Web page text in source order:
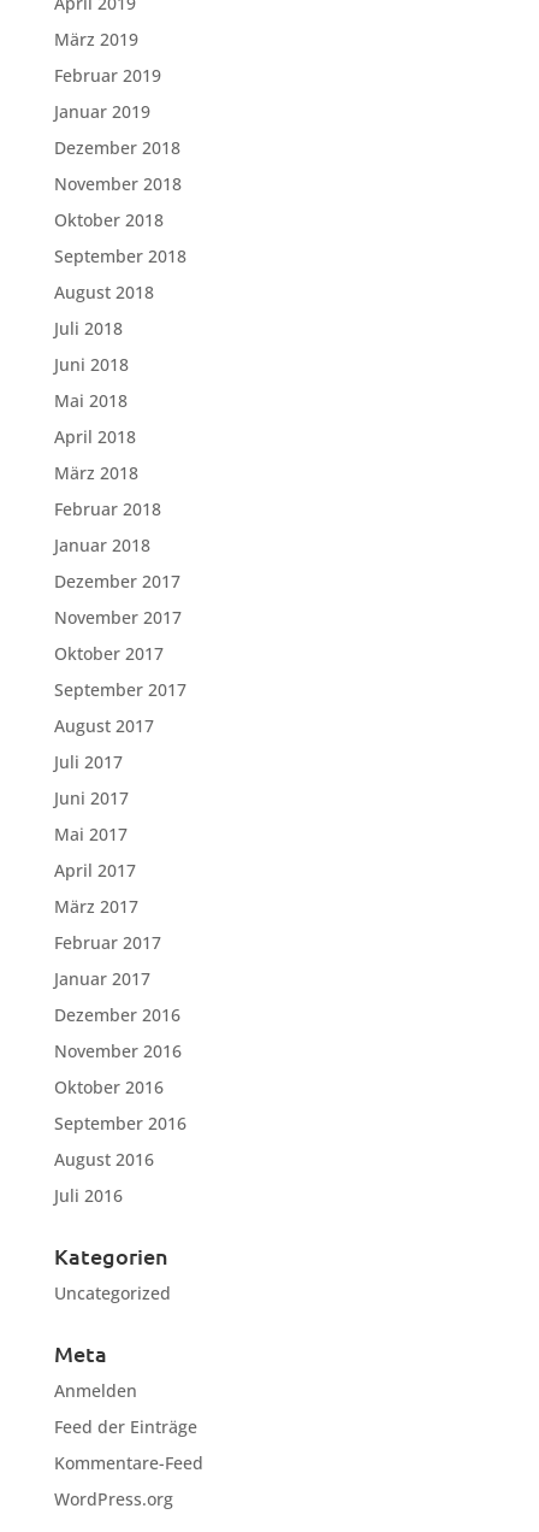
März 2019
Februar 2019
Januar 2019
Dezember 2018
November 2018
Oktober 2018
September 2018
August 2018
Juli 2018
Juni 2018
Mai 2018
April 2018
März 2018
Februar 2018
Januar 2018
Dezember 2017
November 2017
Oktober 2017
September 2017
August 2017
Juli 2017
Juni 2017
Mai 2017
April 2017
März 2017
Februar 2017
Januar 2017
Dezember 2016
November 2016
Oktober 2016
September 2016
August 2016
Juli 2016
Kategorien
Uncategorized
Meta
Anmelden
Feed der Einträge
Kommentare-Feed
WordPress.org